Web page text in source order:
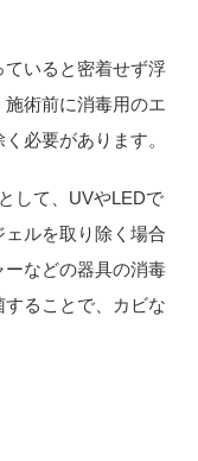
いると密着せず浮
術前に消毒用のエ
必要があります。
して、UVやLEDで
ルを取り除く場合
などの器具の消毒
ることで、カビな